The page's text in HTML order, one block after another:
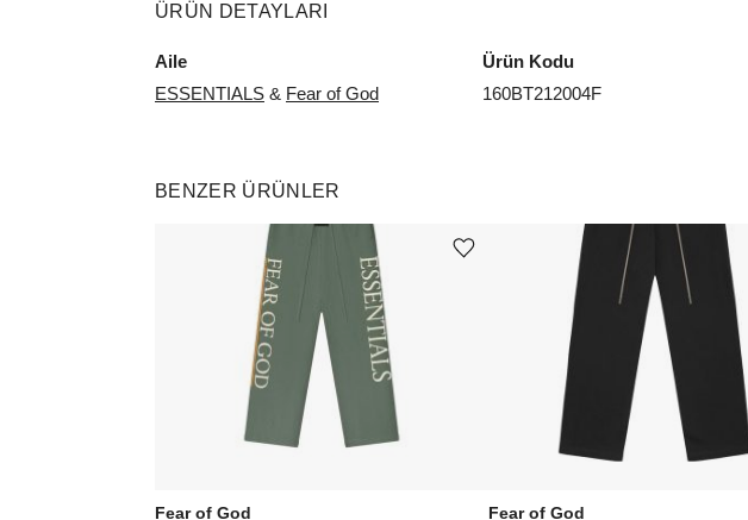
ÜRÜN DETAYLARI
Aile
ESSENTIALS & Fear of God
Ürün Kodu
160BT212004F
BENZER ÜRÜNLER
Fear of God
Ürünü istek listesine ekle veya listeden çıkar
Fear of God